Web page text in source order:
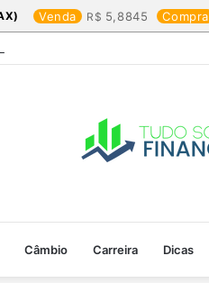
Venda 5,8845 Compra
produtos que mais valem a pena
Câmbio Carreira Dicas